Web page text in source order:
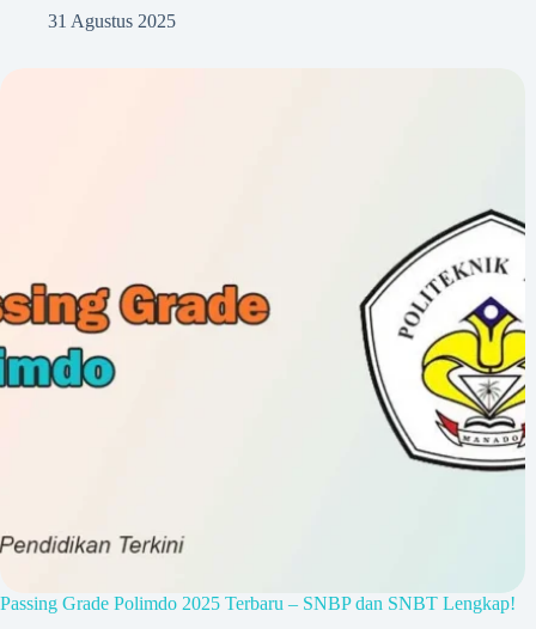
31 Agustus 2025
Passing Grade Polimdo 2025 Terbaru – SNBP dan SNBT Lengkap!